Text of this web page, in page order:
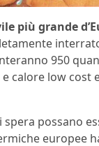
più grande
950
calore low cost
possano
europee